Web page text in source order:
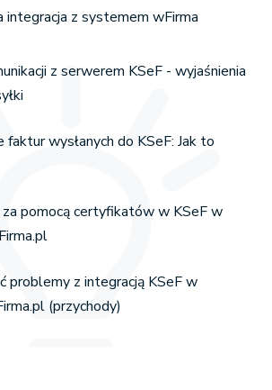
integracja z systemem wFirma
z serwerem KSeF - wyjaśnienia
faktur wysłanych do KSeF: Jak to
pomocą certyfikatów w KSeF w
problemy z integracją KSeF w
(przychody)